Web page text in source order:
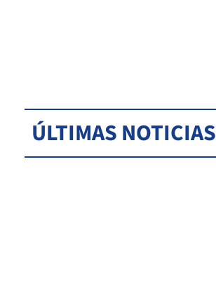
ÚLTIMAS NOTICIAS